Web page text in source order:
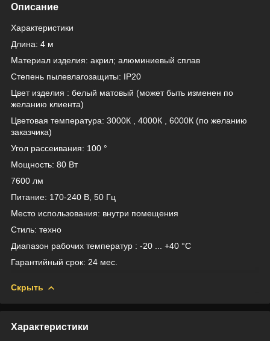
Описание
Характеристики
Длина: 4 м
Материал изделия: акрил; алюминиевый сплав
Степень пылевлагозащиты: IP20
Цвет изделия : белый матовый (может быть изменен по
желанию клиента)
Цветовая температура: 3000К , 4000К , 6000К (по желанию
заказчика)
Угол рассеивания: 100 °
Мощность: 80 Вт
7600 лм
Питание: 170-240 В, 50 Гц
Место использования: внутри помещения
Стиль: техно
Диапазон рабочих температур : -20 ... +40 °C
Гарантийный срок: 24 мес.
Скрыть
Характеристики